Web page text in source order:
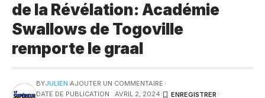
de la Révélation: Académie
Swallows de Togoville
remporte le graal
BYJULIEN AJOUTER UN COMMENTAIRE
DATE DE PUBLICATION : AVRIL 2, 2024